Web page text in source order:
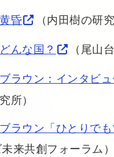
昏
（内田樹の研究
んな国？
（尾山
ラウン：インタビ
所）
ラウン「ひとりでも
未来共創フォーラム）